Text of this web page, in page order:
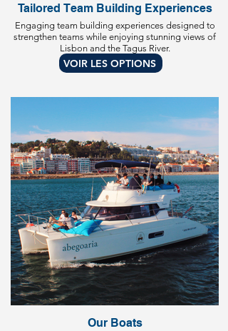
Tailored Team Building Experiences
Engaging team building experiences designed to
strengthen teams while enjoying stunning views of
Lisbon and the Tagus River.
Our Boats
VOIR LES OPTIONS